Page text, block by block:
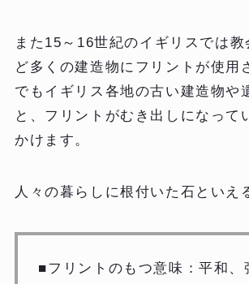
また15～16世紀のイギリスでは教
ど多くの建造物にフリントが使用
でもイギリス各地の古い建造物や
と、フリントがむき出しになって
かけます。
人々の暮らしに根付いた石といえ
■フリントのもつ意味：平和、